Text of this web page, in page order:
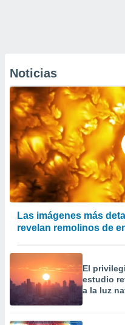
Noticias
Las imágenes más
revelan remolinos de
El
estudio
a la luz